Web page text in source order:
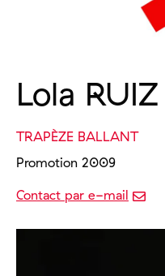
Lola RUIZ
TRAPÈZE BALLANT
Promotion 2009
Contact par e-mail